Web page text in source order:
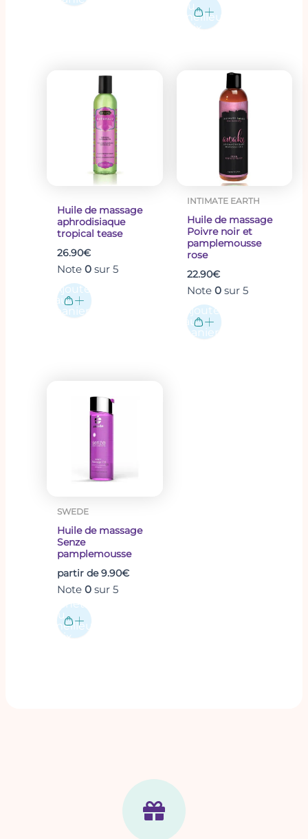
au
meilleur
prix
Huile de massage
aphrodisiaque
tropical tease
26.90€
Note0 sur 5
Ajouter
au
panier
INTIMATE EARTH
Huile de massage
Poivre noir et
pamplemousse
rose
22.90€
Note 0sur 5
Ajouter
au
panier
SWEDE
Huile de massage
Senze
pamplemousse
partir de9.90€
Note0 sur 5
Acheter
au
meilleur
prix
plusieurs
choisies
sur
la
page
du
produit